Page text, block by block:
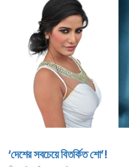
‘দেশের সবচেয়ে বিতর্কিত শো’!